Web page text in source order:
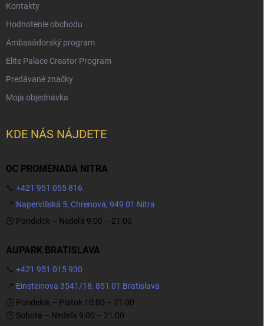
Kontakty
Hodnotenie obchodu
Ambasádorský program
Elite Palace Creator Program
Predávané značky
Moja objednávka
KDE NÁS NÁJDETE
OC PROMENADA NITRA
📞 +421 951 055 816
📍 Napervillská 5, Chrenová, 949 01 Nitra
🕒 Pondelok – Nedeľa 9:00 – 21:00
AUPARK BRATISLAVA
📞 +421 951 015 930
📍 Einsteinova 3541/18, 851 01 Bratislava
🕒 Pondelok – Piatok 10:00 – 21:00
🕒 Sobota – Nedeľa 9:00 – 21:00